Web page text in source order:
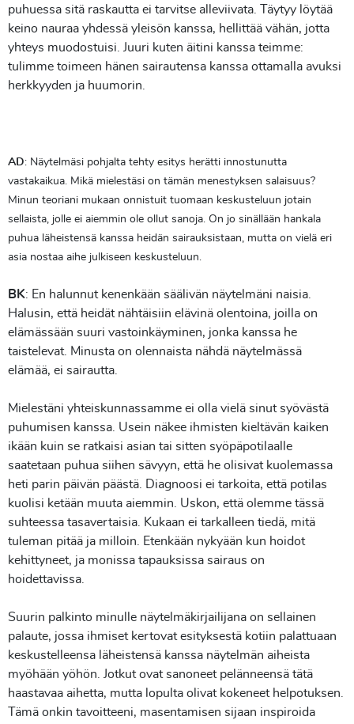
puhuessa sitä raskautta ei tarvitse alleviivata. Täytyy löytää
keino nauraa yhdessä yleisön kanssa, hellittää vähän, jotta
yhteys muodostuisi. Juuri kuten äitini kanssa teimme:
tulimme toimeen hänen sairautensa kanssa ottamalla avuksi
herkkyyden ja huumorin.
AD: Näytelmäsi pohjalta tehty esitys herätti innostunutta
vastakaikua. Mikä mielestäsi on tämän menestyksen salaisuus?
Minun teoriani mukaan onnistuit tuomaan keskusteluun jotain
sellaista, jolle ei aiemmin ole ollut sanoja. On jo sinällään hankala
puhua läheistensä kanssa heidän sairauksistaan, mutta on vielä eri
asia nostaa aihe julkiseen keskusteluun.
BK: En halunnut kenenkään säälivän näytelmäni naisia.
Halusin, että heidät nähtäisiin elävinä olentoina, joilla on
elämässään suuri vastoinkäyminen, jonka kanssa he
taistelevat. Minusta on olennaista nähdä näytelmässä
elämää, ei sairautta.
Mielestäni yhteiskunnassamme ei olla vielä sinut syövästä
puhumisen kanssa. Usein näkee ihmisten kieltävän kaiken
ikään kuin se ratkaisi asian tai sitten syöpäpotilaalle
saatetaan puhua siihen sävyyn, että he olisivat kuolemassa
heti parin päivän päästä. Diagnoosi ei tarkoita, että potilas
kuolisi ketään muuta aiemmin. Uskon, että olemme tässä
suhteessa tasavertaisia. Kukaan ei tarkalleen tiedä, mitä
tuleman pitää ja milloin. Etenkään nykyään kun hoidot
kehittyneet, ja monissa tapauksissa sairaus on
hoidettavissa.
Suurin palkinto minulle näytelmäkirjailijana on sellainen
palaute, jossa ihmiset kertovat esityksestä kotiin palattuaan
keskustelleensa läheistensä kanssa näytelmän aiheista
myöhään yöhön. Jotkut ovat sanoneet pelänneensä tätä
haastavaa aihetta, mutta lopulta olivat kokeneet helpotuksen.
Tämä onkin tavoitteeni, masentamisen sijaan inspiroida